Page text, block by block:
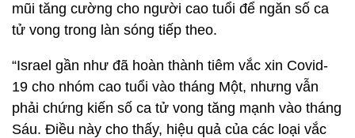
mũi tăng cường cho người cao tuổi để ngăn số ca
tử vong trong làn sóng tiếp theo.
“Israel gần như đã hoàn thành tiêm vắc xin Covid-
19 cho nhóm cao tuổi vào tháng Một, nhưng vẫn
phải chứng kiến số ca tử vong tăng mạnh vào tháng
Sáu. Điều này cho thấy, hiệu quả của các loại vắc